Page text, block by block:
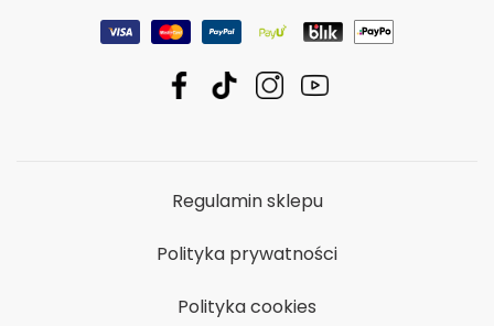
Regulamin sklepu
Polityka prywatności
Polityka cookies